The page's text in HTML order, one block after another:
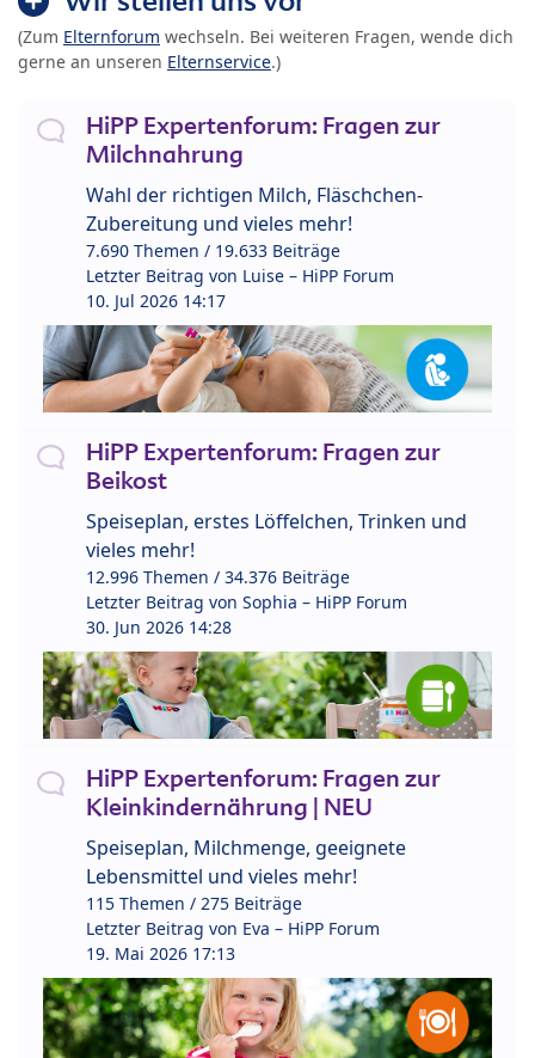
(Zum Elternforum wechseln. Bei weiteren Fragen, wende dich
gerne an unseren Elternservice.)
HiPP Expertenforum: Fragen zur
Milchnahrung
Wahl der richtigen Milch, Fläschchen-
Zubereitung und vieles mehr!
7.690 Themen / 19.633 Beiträge
Letzter Beitrag von Luise – HiPP Forum
10. Jul 2026 14:17
HiPP Expertenforum: Fragen zur
Beikost
Speiseplan, erstes Löffelchen, Trinken und
vieles mehr!
12.996 Themen / 34.376 Beiträge
Letzter Beitrag von Sophia – HiPP Forum
30. Jun 2026 14:28
HiPP Expertenforum: Fragen zur
Kleinkindernährung | NEU
Speiseplan, Milchmenge, geeignete
Lebensmittel und vieles mehr!
115 Themen / 275 Beiträge
Letzter Beitrag von Eva – HiPP Forum
19. Mai 2026 17:13